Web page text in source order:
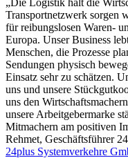
Transportnetzwerk sorgen
für reibungslosen Waren-
Europa. Unser Business
Menschen, die Prozesse
Sendungen physisch
Einsatz sehr zu schätzen.
uns und unsere
uns den
unsere Arbeitgebermarke
Mitmachern am positiven
Rehmet, Geschäftsführer
24plus Systemverkehre